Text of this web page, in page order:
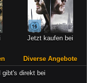
Jetzt kaufen bei
Diverse Angebote
gibt's direkt bei